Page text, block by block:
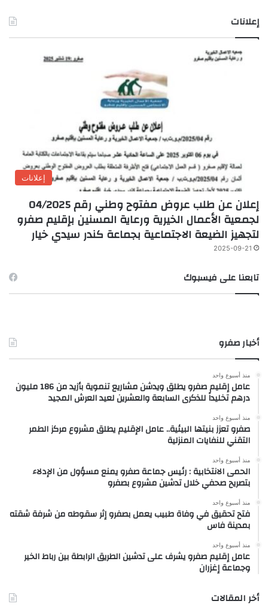
إعلانات
إعلانات
إعلان عن طلب عروض مفتوح وطني رقم 04/2025
لجمعية الأعمال الخيرية ورعاية المسنين بإقليم صفرو
لتجهيز الضيعة الاجتماعية بجماعة كندر سيدي خيار
2025-09-21
تابعنا على فيسبوك
أخبار صفرو
منذ أسبوع واحد
عامل إقليم صفرو يطلق ويدشن مشاريع تنموية بأزيد من 186 مليون
درهم تخليداً للذكرى السابعة والعشرين لعيد العرش المجيد
منذ أسبوع واحد
صفرو تعزز بنيتها البيئية.. عامل الإقليم يطلق مشروع مركز الطمر
التقني للنفايات المنزلية
منذ أسبوع واحد
الحمى الانتخابية : رئيس جماعة صفرو يمنع مسؤول من الإدلاء
بتصريح صحفي خلال تدشين مشروع بصفرو
منذ أسبوع واحد
فتح تحقيق في وفاة طبيب يعمل بصفرو إثر سقوطه من شرفة شقته
بمدينة فاس
منذ أسبوع واحد
عامل إقليم صفرو يشرف على تدشين الطريق الرابطة بين رباط الخير
وجماعة إغزران
أخر المقالات